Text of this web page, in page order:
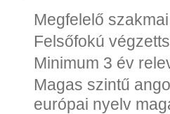
Megfelelő
Felsőfokú
Minimum 3 év
Magas szintű
európai nyelv